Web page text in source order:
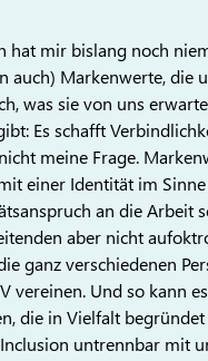
hat mir bislang noch
auch) Markenwerte, die
was sie von uns
Es schafft
meine Frage.
einer Identität im Sinne
an die Arbeit
aber nicht
ganz verschiedenen
vereinen. Und so kann
die in Vielfalt
untrennbar mit